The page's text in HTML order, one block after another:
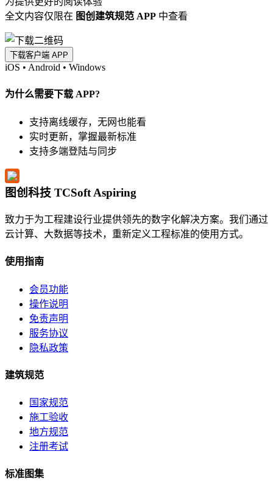
全文内容仅限在 图创建筑规范 APP 中查看
下载客户端 APP
iOS • Android • Windows
为什么需要下载 APP?
支持离线缓存，无网也能看
实时更新，掌握最新标准
支持多端登陆与同步
图创科技 TCSoft Aspiring
致力于为工程建设行业提供领先的数字化解决方案。我们通过
云计算、大数据等技术，重新定义工程标准的使用方式。
使用指南
会员功能
操作说明
免责声明
服务协议
隐私政策
建筑规范
国家规范
施工验收
地方规范
注册考试
标准图集